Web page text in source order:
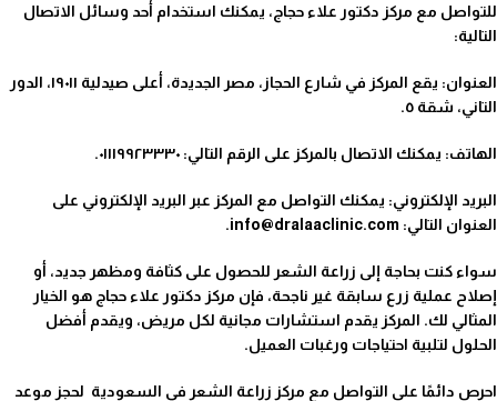
للتواصل مع مركز دكتور علاء حجاج، يمكنك استخدام أحد وسائل الاتصال
التالية:
العنوان: يقع المركز في شارع الحجاز، مصر الجديدة، أعلى صيدلية ١٩٠١١، الدور
التاني، شقة ٥.
الهاتف: يمكنك الاتصال بالمركز على الرقم التالي: ٠١١١٩٩٢٣٣٣٠.
البريد الإلكتروني: يمكنك التواصل مع المركز عبر البريد الإلكتروني على
العنوان التالي: info@dralaaclinic.com.
سواء كنت بحاجة إلى زراعة الشعر للحصول على كثافة ومظهر جديد، أو
إصلاح عملية زرع سابقة غير ناجحة، فإن مركز دكتور علاء حجاج هو الخيار
المثالي لك. المركز يقدم استشارات مجانية لكل مريض، ويقدم أفضل
الحلول لتلبية احتياجات ورغبات العميل.
احرص دائمًا على التواصل مع مركز زراعة الشعر في السعودية لحجز موعد